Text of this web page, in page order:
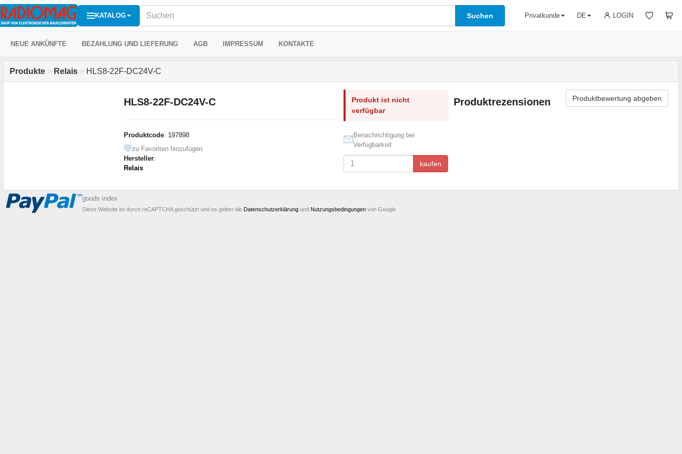
KATALOG Suchen LOGIN
Privatkunde DE
NEUE ANKÜNFTE BEZAHLUNG UND LIEFERUNG AGB IMPRESSUM KONTAKTE
Produkte > Relais > HLS8-22F-DC24V-C
HLS8-22F-DC24V-C
Produktcode: 197898
zu Favoriten hinzufügen
Hersteller:
Relais
Produkt ist nicht
verfügbar
Benachrichtigung bei
Verfügbarkeit
kaufen
Produktrezensionen Produktbewertung abgeben
goods index
Diese Website ist durch reCAPTCHA geschützt und es gelten die Datenschutzerklärung und Nutzungsbedingungen von Google.